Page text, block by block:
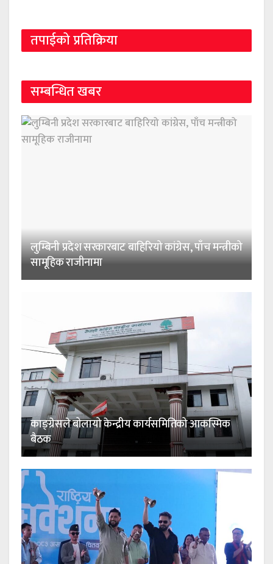
तपाईको प्रतिक्रिया
सम्बन्धित खबर
लुम्बिनी प्रदेश सरकारबाट बाहिरियो कांग्रेस, पाँच मन्त्रीको
सामूहिक राजीनामा
काङ्ग्रेसले बोलायो केन्द्रीय कार्यसमितिको आकस्मिक
बैठक